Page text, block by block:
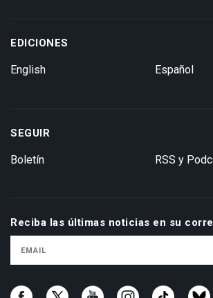
EDICIONES
English Español
SEGUIR
Boletín RSS y
Reciba las últimas noticias en su